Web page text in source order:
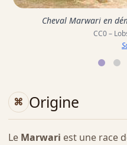
Cheval Marwari en
CC0 –
Origine
Le Marwari est une race